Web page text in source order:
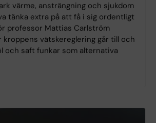
värme, ansträngning och sjukdom
tänka extra på att få i sig ordentligt
professor Mattias Carlström
kroppens vätskereglering går till och
och saft funkar som alternativa